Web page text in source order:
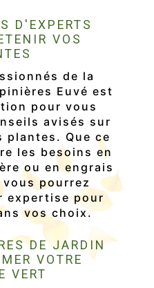
D'EXPERTS
VOS
de la
Euvé est
pour vous
avisés sur
plantes. Que ce
les besoins en
ou en engrais
pourrez
expertise pour
vos choix.
DE JARDIN
VOTRE
VERT